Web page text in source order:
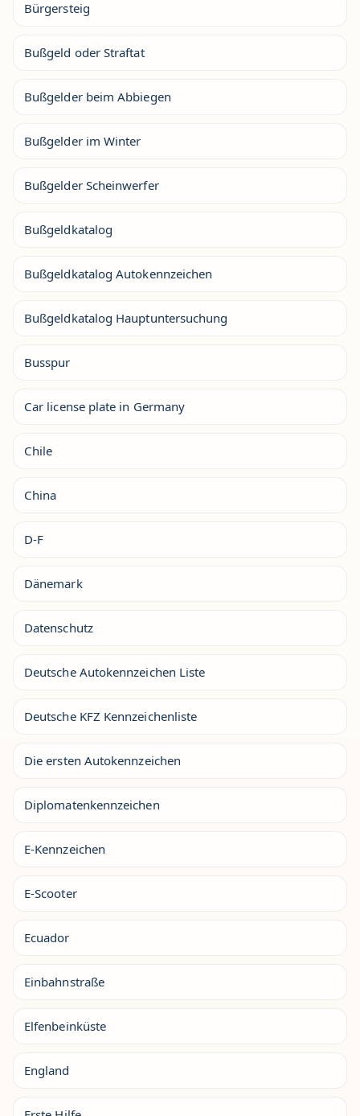
Bürgersteig
Bußgeld oder Straftat
Bußgelder beim Abbiegen
Bußgelder im Winter
Bußgelder Scheinwerfer
Bußgeldkatalog
Bußgeldkatalog Autokennzeichen
Bußgeldkatalog Hauptuntersuchung
Busspur
Car license plate in Germany
Chile
China
D-F
Dänemark
Datenschutz
Deutsche Autokennzeichen Liste
Deutsche KFZ Kennzeichenliste
Die ersten Autokennzeichen
Diplomatenkennzeichen
E-Kennzeichen
E-Scooter
Ecuador
Einbahnstraße
Elfenbeinküste
England